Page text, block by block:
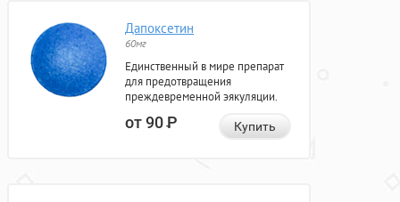
Дапоксетин
60мг
Единственный в мире препарат
для предотвращения
преждевременной эякуляции.
от 90Р Купить